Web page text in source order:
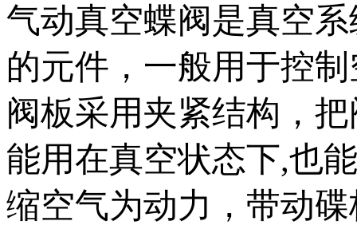
气动真空蝶阀是真空系
的元件，一般用于控
阀板采用夹紧结构，
能用在真空状态下,也能
缩空气为动力，带动